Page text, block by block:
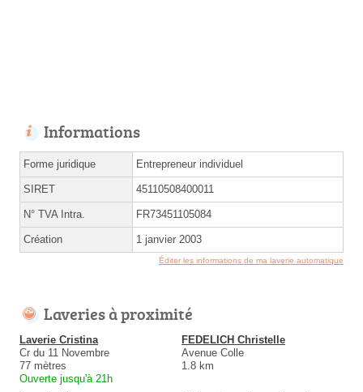
Informations
Forme juridique Entrepreneur individuel
SIRET 45110508400011
N° TVA Intra. FR73451105084
Création 1 janvier 2003
Éditer les informations de ma laverie automatique
Laveries à proximité
Laverie Cristina
Cr du 11 Novembre
77 mètres
Ouverte jusqu'à 21h
FEDELICH Christelle
Avenue Colle
1.8 km